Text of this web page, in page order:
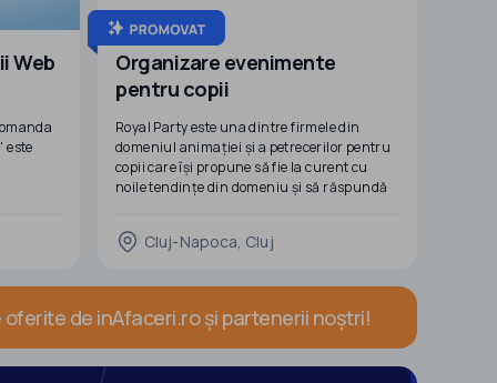
Web
Organizare evenimente
pentru copii
Royal Party este una dintre firmele din
domeniul animației și a petrecerilor pentru
copii care își propune să fie la curent cu
noile tendințe din domeniu și să răspundă
stă la dispoziția dumneavoastră cu
următoarele activități: organizarea de
corporate s
Cluj-Napoca, Cluj
de inAfaceri.ro și partenerii noștri!